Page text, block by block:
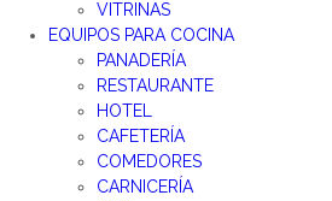
VITRINAS
EQUIPOS PARA COCINA
PANADERÍA
RESTAURANTE
HOTEL
CAFETERÍA
COMEDORES
CARNICERÍA